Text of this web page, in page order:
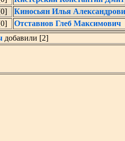
Киносьян Илья
Отставнов Глеб Максимович
добавили [2]